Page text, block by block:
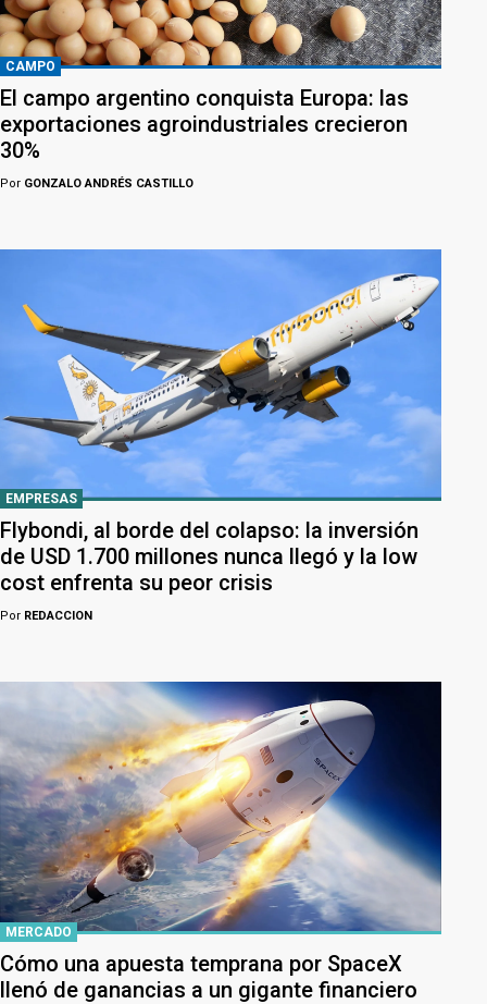
CAMPO
El campo argentino conquista Europa: las
exportaciones agroindustriales crecieron
30%
Por GONZALO ANDRÉS CASTILLO
EMPRESAS
Flybondi, al borde del colapso: la inversión
de USD 1.700 millones nunca llegó y la low
cost enfrenta su peor crisis
Por REDACCION
MERCADO
Cómo una apuesta temprana por SpaceX
llenó de ganancias a un gigante financiero